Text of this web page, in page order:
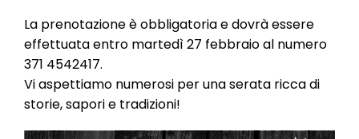
La prenotazione è obbligatoria e dovrà essere
effettuata entro martedì 27 febbraio al numero
371 4542417.
Vi aspettiamo numerosi per una serata ricca di
storie, sapori e tradizioni!